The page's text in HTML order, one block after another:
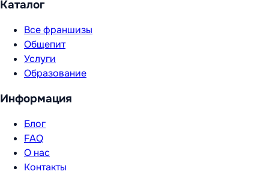
Каталог
Все франшизы
Общепит
Услуги
Образование
Информация
Блог
FAQ
О нас
Контакты